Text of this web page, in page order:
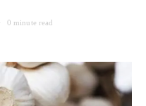
0 minute read